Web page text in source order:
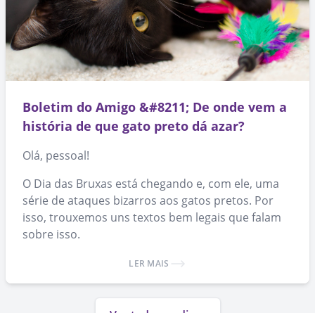
Boletim do Amigo &#8211; De onde vem a
história de que gato preto dá azar?
Olá, pessoal!
O Dia das Bruxas está chegando e, com ele, uma
série de ataques bizarros aos gatos pretos. Por
isso, trouxemos uns textos bem legais que falam
sobre isso.
LER MAIS